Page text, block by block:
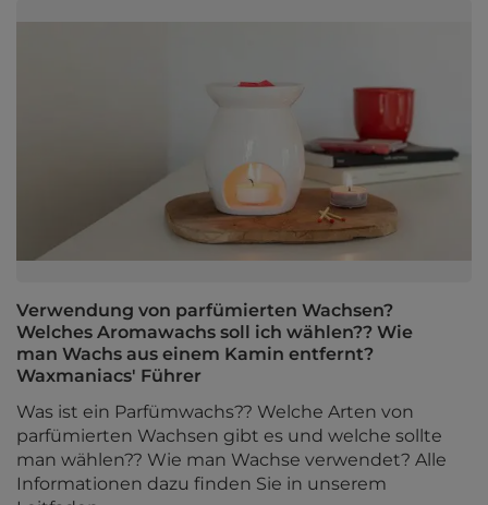
Verwendung von parfümierten Wachsen?
Welches Aromawachs soll ich wählen?? Wie
man Wachs aus einem Kamin entfernt?
Waxmaniacs' Führer
Was ist ein Parfümwachs?? Welche Arten von
parfümierten Wachsen gibt es und welche sollte
man wählen?? Wie man Wachse verwendet? Alle
Informationen dazu finden Sie in unserem